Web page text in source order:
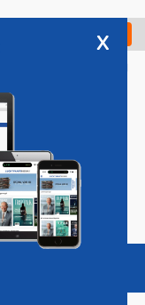
Check in
Vacatures
x